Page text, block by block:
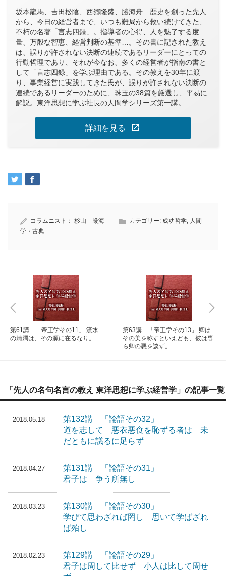
坂本龍馬、吉田松陰、西郷隆盛、勝海舟…歴史を創った先人
から、今日の経営者まで、いつも難局から救い続けてきた、
不朽の名著「言志四録」。指導者の心得、人を魅了する度
量、万般な智恵、経営判断の基準…。その書に記された教え
は、誤りが許されない決断の連続であるリーダーにとっての
行動哲理であり、それが今なお、多くの経営者が指南の書と
して「言志四録」を学ぶ理由である。その教えを30年に渡
り、事業経営に実践してきた氏が、誤りが許されない決断の
連続であるリーダーのために、珠玉の38篇を厳選し、平易に
解説。東洋思想に学ぶ社長の人間学シリーズ第一講。
詳細を見る open_in_new
コラムニスト： 杉山 厳海 カテゴリー: 成功哲学
人間
学・古典
第61講 「帝王学その11」 流水
の清濁は、その源に在るなり。
第63講 「帝王学その13」 卿は
その美を称すといえども、彼は専
ら卿の悪を談ず。
「先人の名句名言の教え 東洋思想に学ぶ経営学」の記事一覧
2018.05.18
第132講 「論語その32」
道を志して 悪衣悪食を恥ずる者は 未
だともに議るに足らず
2018.04.27
第131講 「論語その31」
君子は 争う所無し
2018.03.23
第130講 「論語その30」
学びて思わざれば罔し 思いて学ばざれ
ば殆し
2018.02.23
第129講 「論語その29」
君子は周して比せず 小人は比して周せ